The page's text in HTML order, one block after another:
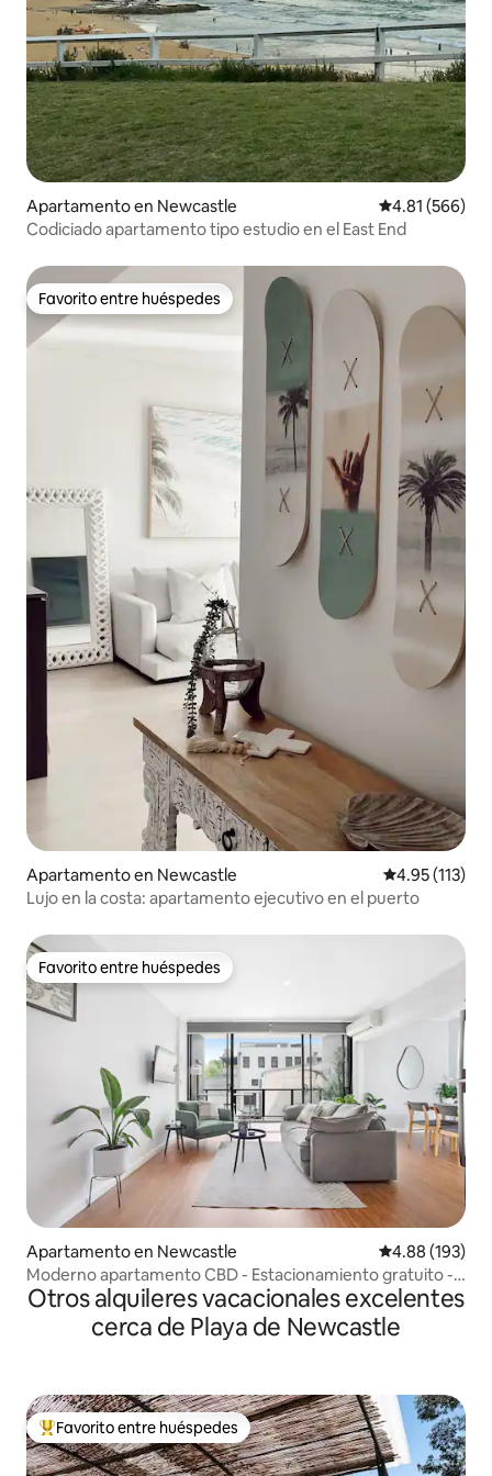
Apartamento en Newcastle Calificación
4.81 (566)
Codiciado apartamento tipo estudio en el East End
Favorito entre huéspedes
Favorito entre huéspedes
Apartamento en Newcastle Calificación
4.95 (113)
Lujo en la costa: apartamento ejecutivo en el puerto
Favorito entre huéspedes
Favorito entre huéspedes
Apartamento en Newcastle Calificación
4.88 (193)
Moderno apartamento CBD - Estacionamiento gratuito -
A poca distancia a pie de la playa
Otros alquileres vacacionales excelentes
cerca de Playa de Newcastle
Favorito entre huéspedes preferido
Favorito entre huéspedes